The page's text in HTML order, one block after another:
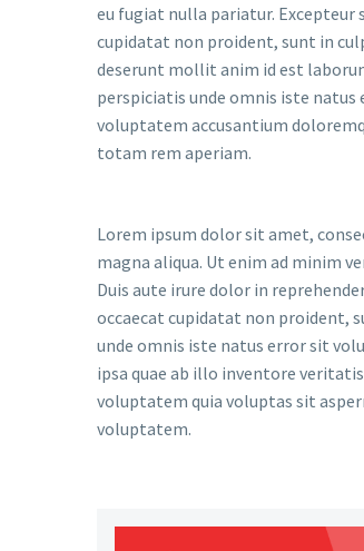
eu fugiat nulla pariatur. Excepteur
cupidatat non proident, sunt in
deserunt mollit anim id est
perspiciatis unde omnis iste natus
voluptatem accusantium
totam rem aperiam.
Lorem ipsum dolor sit amet,
magna aliqua. Ut enim ad minim
Duis aute irure dolor in
occaecat cupidatat non proident,
unde omnis iste natus error sit
ipsa quae ab illo inventore
voluptatem quia voluptas sit
voluptatem.